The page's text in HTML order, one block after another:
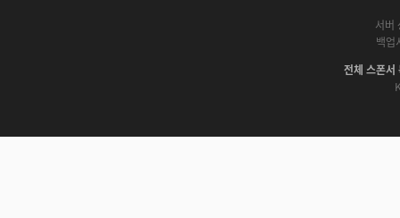
서버
백업
전체 스폰서